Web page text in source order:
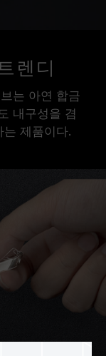
렌디
는 아연 합금
내구성을 겸
제품이다.